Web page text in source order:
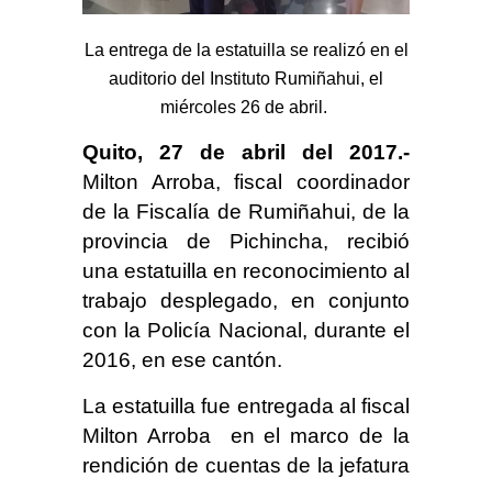
La entrega de la estatuilla se realizó en el
auditorio del Instituto Rumiñahui, el
miércoles 26 de abril.
Quito, 27 de abril del 2017.-
Milton Arroba, fiscal coordinador
de la Fiscalía de Rumiñahui, de la
provincia de Pichincha, recibió
una estatuilla en reconocimiento al
trabajo desplegado, en conjunto
con la Policía Nacional, durante el
2016, en ese cantón.
La estatuilla fue entregada al fiscal
Milton Arroba en el marco de la
rendición de cuentas de la jefatura